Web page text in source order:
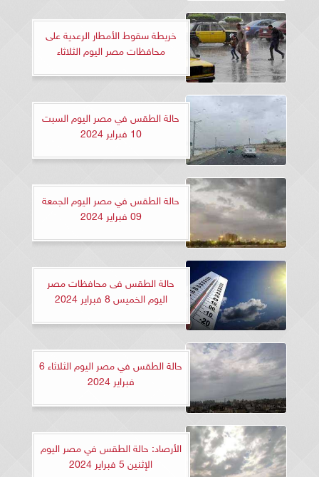
خريطة سقوط الأمطار الرعدية على
محافظات مصر اليوم الثلاثاء
حالة الطقس في مصر اليوم السبت
10 فبراير 2024
حالة الطقس في مصر اليوم الجمعة
09 فبراير 2024
حالة الطقس فى محافظات مصر
اليوم الخميس 8 فبراير 2024
حالة الطقس في مصر اليوم الثلاثاء 6
فبراير 2024
الأرصاد: حالة الطقس في مصر اليوم
الإثنين 5 فبراير 2024